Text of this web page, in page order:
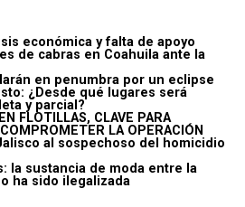
económica y falta de apoyo
de cabras en Coahuila ante la
en penumbra por un eclipse
¿Desde qué lugares será
y parcial?
FLOTILLAS, CLAVE PARA
LA OPERACIÓN
al sospechoso del homicidio
la sustancia de moda entre la
ha sido ilegalizada